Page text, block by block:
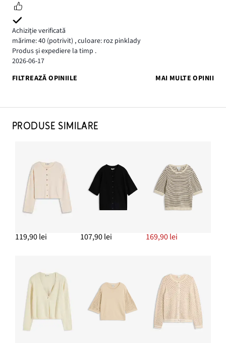
Achiziție verificată
mărime: 40 (potrivit) ,culoare: roz pinklady
Produs și expediere la timp .
2026-06-17
FILTREAZĂ OPINIILE
MAI MULTE OPINII
PRODUSE SIMILARE
119,90 lei 107,90 lei 169,90 lei